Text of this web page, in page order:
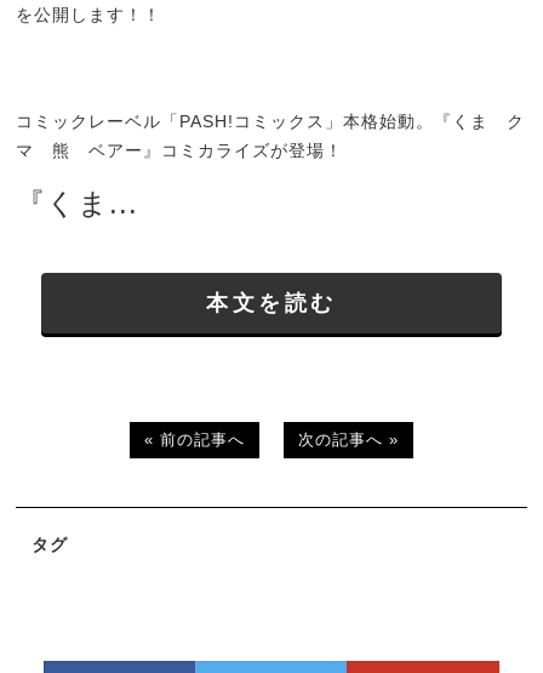
を公開します！！
コミックレーベル「PASH!コミックス」本格始動。『くま ク
マ 熊 ベアー』コミカライズが登場！
『くま...
本文を読む
« 前の記事へ 次の記事へ »
タグ